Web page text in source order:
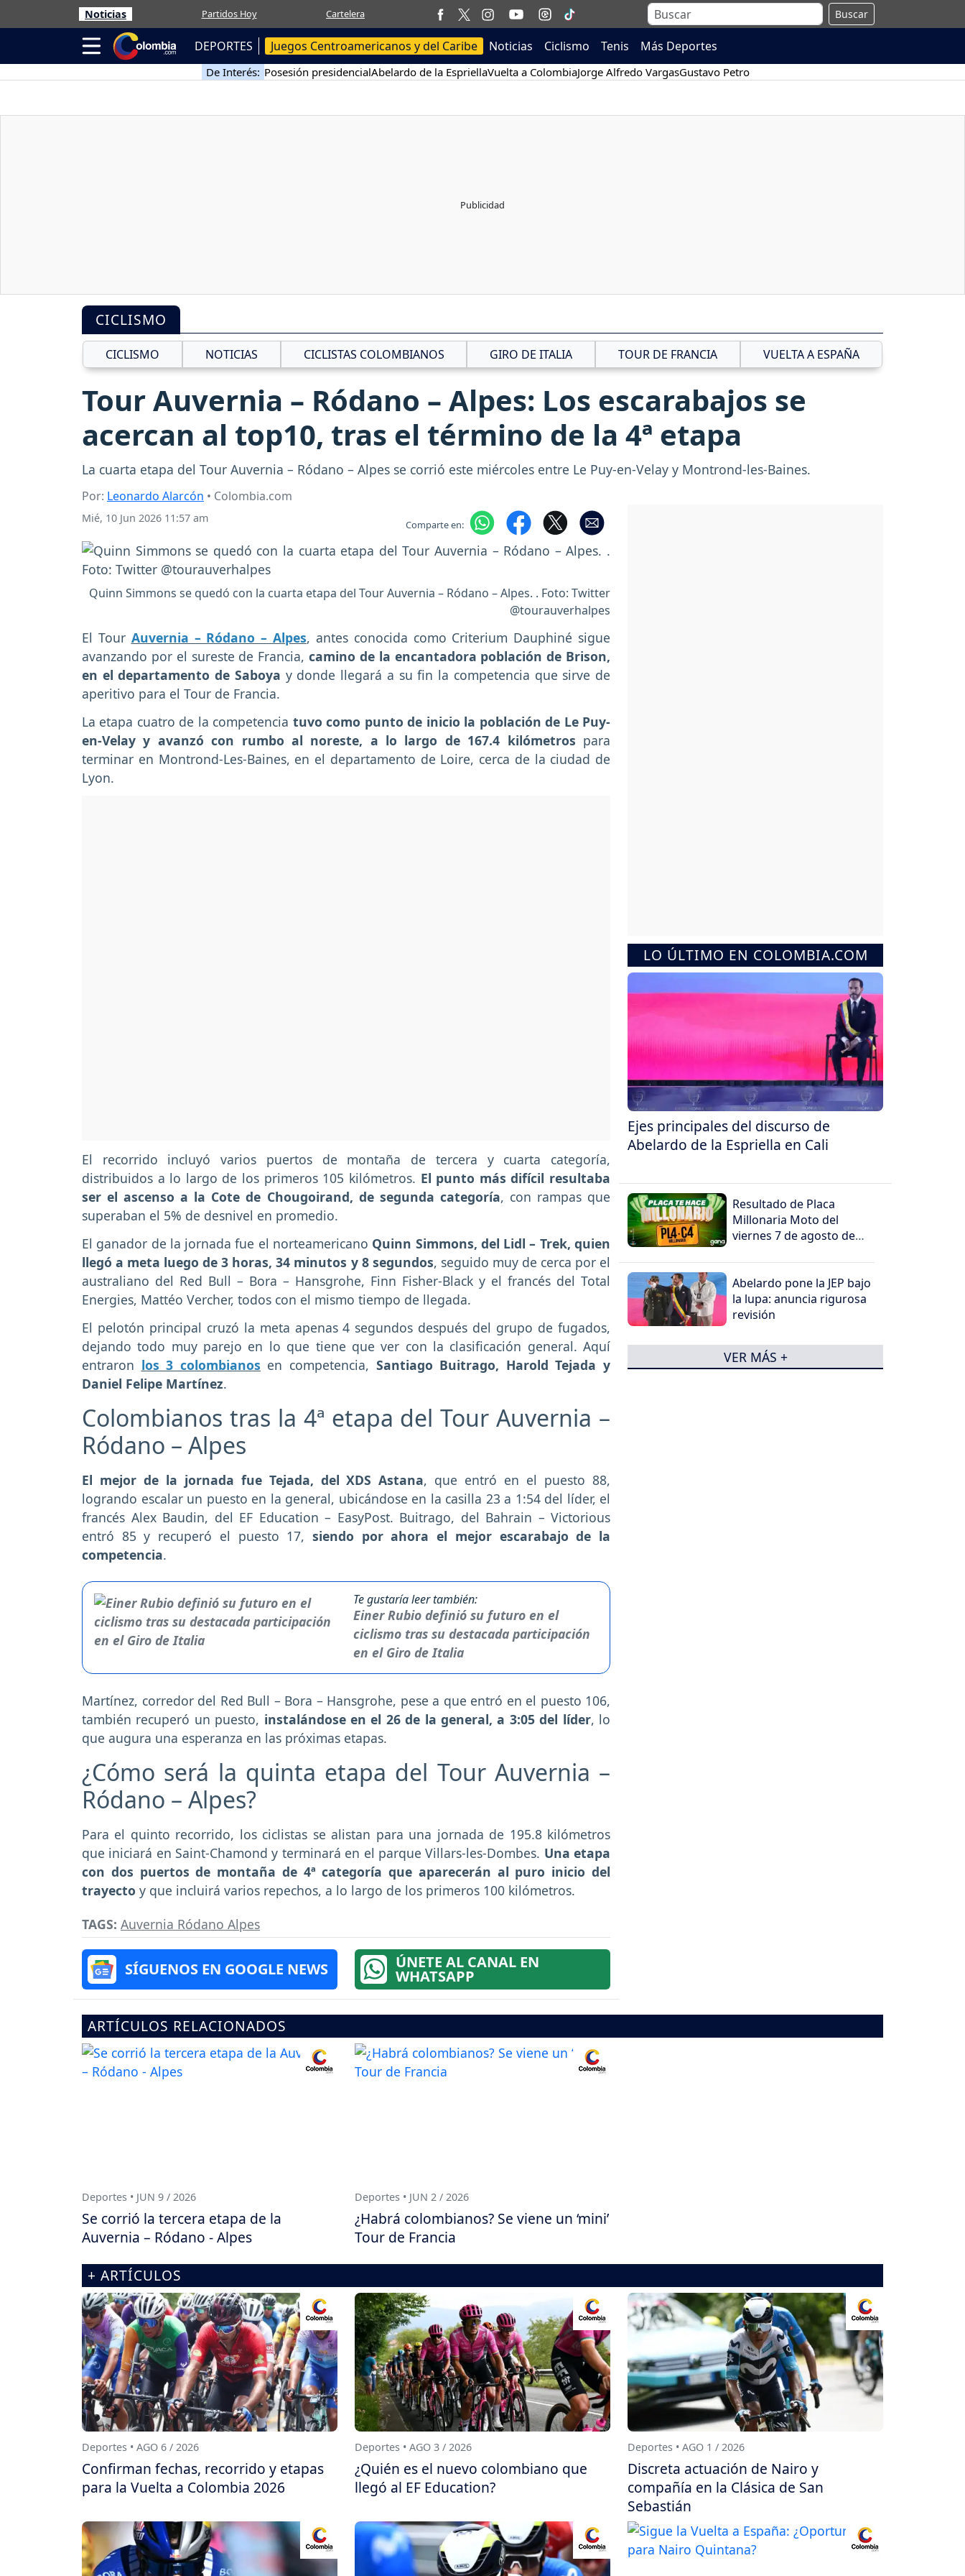
Noticias Partidos Hoy Cartelera Buscar
DEPORTES Juegos Centroamericanos y del Caribe Noticias Ciclismo Tenis Más Deportes
De Interés: Posesión presidencialAbelardo de la EspriellaVuelta a ColombiaJorge Alfredo VargasGustavo Petro
CICLISMO
CICLISMO NOTICIAS CICLISTAS COLOMBIANOS GIRO DE ITALIA TOUR DE FRANCIA VUELTA A ESPAÑA
Tour Auvernia – Ródano – Alpes: Los escarabajos se
acercan al top10, tras el término de la 4ª etapa
La cuarta etapa del Tour Auvernia – Ródano – Alpes se corrió este miércoles entre Le Puy-en-Velay y Montrond-les-Baines.
Por: Leonardo Alarcón • Colombia.com
Mié, 10 Jun 2026 11:57 am Comparte en:
Quinn Simmons se quedó con la cuarta etapa del Tour Auvernia – Ródano – Alpes. . Foto: Twitter
@tourauverhalpes
El Tour Auvernia – Ródano – Alpes, antes conocida como Criterium Dauphiné sigue
avanzando por el sureste de Francia, camino de la encantadora población de Brison,
en el departamento de Saboya y donde llegará a su fin la competencia que sirve de
aperitivo para el Tour de Francia.
La etapa cuatro de la competencia tuvo como punto de inicio la población de Le Puy-
en-Velay y avanzó con rumbo al noreste, a lo largo de 167.4 kilómetros para
terminar en Montrond-Les-Baines, en el departamento de Loire, cerca de la ciudad de
Lyon.
El recorrido incluyó varios puertos de montaña de tercera y cuarta categoría,
distribuidos a lo largo de los primeros 105 kilómetros. El punto más difícil resultaba
ser el ascenso a la Cote de Chougoirand, de segunda categoría, con rampas que
superaban el 5% de desnivel en promedio.
El ganador de la jornada fue el norteamericano Quinn Simmons, del Lidl – Trek, quien
llegó a meta luego de 3 horas, 34 minutos y 8 segundos, seguido muy de cerca por el
australiano del Red Bull – Bora – Hansgrohe, Finn Fisher-Black y el francés del Total
Energies, Mattéo Vercher, todos con el mismo tiempo de llegada.
El pelotón principal cruzó la meta apenas 4 segundos después del grupo de fugados,
dejando todo muy parejo en lo que tiene que ver con la clasificación general. Aquí
entraron los 3 colombianos en competencia, Santiago Buitrago, Harold Tejada y
Daniel Felipe Martínez.
Colombianos tras la 4ª etapa del Tour Auvernia –
Ródano – Alpes
El mejor de la jornada fue Tejada, del XDS Astana, que entró en el puesto 88,
logrando escalar un puesto en la general, ubicándose en la casilla 23 a 1:54 del líder, el
francés Alex Baudin, del EF Education – EasyPost. Buitrago, del Bahrain – Victorious
entró 85 y recuperó el puesto 17, siendo por ahora el mejor escarabajo de la
competencia.
Te gustaría leer también:
Einer Rubio definió su futuro en el
ciclismo tras su destacada participación
en el Giro de Italia
Martínez, corredor del Red Bull – Bora – Hansgrohe, pese a que entró en el puesto 106,
también recuperó un puesto, instalándose en el 26 de la general, a 3:05 del líder, lo
que augura una esperanza en las próximas etapas.
¿Cómo será la quinta etapa del Tour Auvernia –
Ródano – Alpes?
Para el quinto recorrido, los ciclistas se alistan para una jornada de 195.8 kilómetros
que iniciará en Saint-Chamond y terminará en el parque Villars-les-Dombes. Una etapa
con dos puertos de montaña de 4ª categoría que aparecerán al puro inicio del
trayecto y que incluirá varios repechos, a lo largo de los primeros 100 kilómetros.
TAGS: Auvernia Ródano Alpes
SÍGUENOS EN GOOGLE NEWS ÚNETE AL CANAL EN
WHATSAPP
LO ÚLTIMO EN COLOMBIA.COM
Ejes principales del discurso de
Abelardo de la Espriella en Cali
Resultado de Placa
Millonaria Moto del
viernes 7 de agosto de
Abelardo pone la JEP bajo
la lupa: anuncia rigurosa
revisión
VER MÁS +
ARTÍCULOS RELACIONADOS
Deportes • JUN 9 / 2026
Se corrió la tercera etapa de la
Auvernia – Ródano - Alpes
Deportes • JUN 2 / 2026
¿Habrá colombianos? Se viene un ‘mini’
Tour de Francia
+ ARTÍCULOS
Deportes • AGO 6 / 2026
Confirman fechas, recorrido y etapas
para la Vuelta a Colombia 2026
Deportes • AGO 3 / 2026
¿Quién es el nuevo colombiano que
llegó al EF Education?
Deportes • AGO 1 / 2026
Discreta actuación de Nairo y
compañía en la Clásica de San
Sebastián